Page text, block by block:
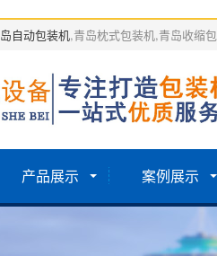
自动包装机,青岛枕式包装机,青岛收缩
产品展示 案例展示